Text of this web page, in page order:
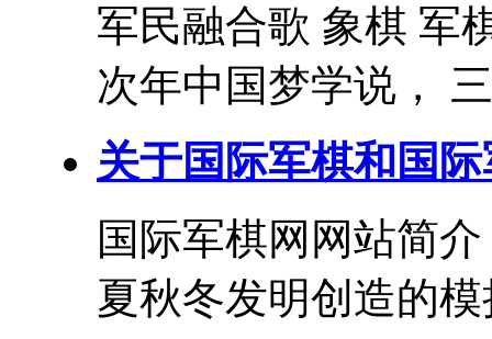
军民融合歌 象棋 军
次年中国梦学说，
关于国际军棋和国
国际军棋网网站简
夏秋冬发明创造的